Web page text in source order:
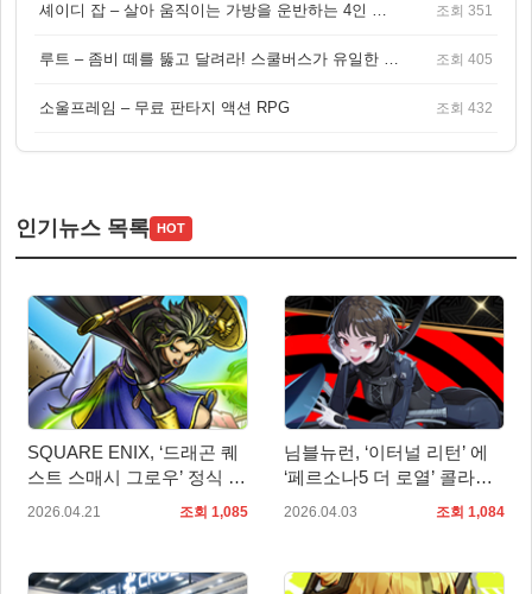
셰이디 잡 – 살아 움직이는 가방을 운반하는 4인 협동 물리 어드벤처 게임 조회 351
루트 – 좀비 떼를 뚫고 달려라! 스쿨버스가 유일한 집이 되는 4인 협동 생존 게임 조회 405
소울프레임 – 무료 판타지 액션 RPG 조회 432
인기뉴스 목록 HOT
SQUARE ENIX, ‘드래곤 퀘
스트 스매시 그로우’ 정식 출
시
2026.04.21 조회 1,085
님블뉴런, ‘이터널 리턴’ 에
‘페르소나5 더 로열’ 콜라보
신규 스킨 2종 추가
2026.04.03 조회 1,084